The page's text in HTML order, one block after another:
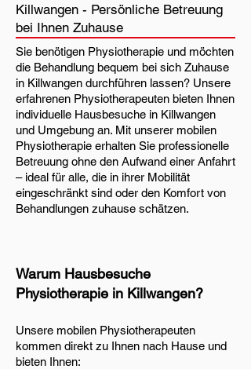
Killwangen - Persönliche Betreuung
bei Ihnen Zuhause
Sie benötigen Physiotherapie und möchten
die Behandlung bequem bei sich Zuhause
in Killwangen durchführen lassen? Unsere
erfahrenen Physiotherapeuten bieten Ihnen
individuelle Hausbesuche in Killwangen
und Umgebung an. Mit unserer mobilen
Physiotherapie erhalten Sie professionelle
Betreuung ohne den Aufwand einer Anfahrt
– ideal für alle, die in ihrer Mobilität
eingeschränkt sind oder den Komfort von
Behandlungen zuhause schätzen.
Warum Hausbesuche
Physiotherapie in Killwangen?
Unsere mobilen Physiotherapeuten
kommen direkt zu Ihnen nach Hause und
bieten Ihnen: